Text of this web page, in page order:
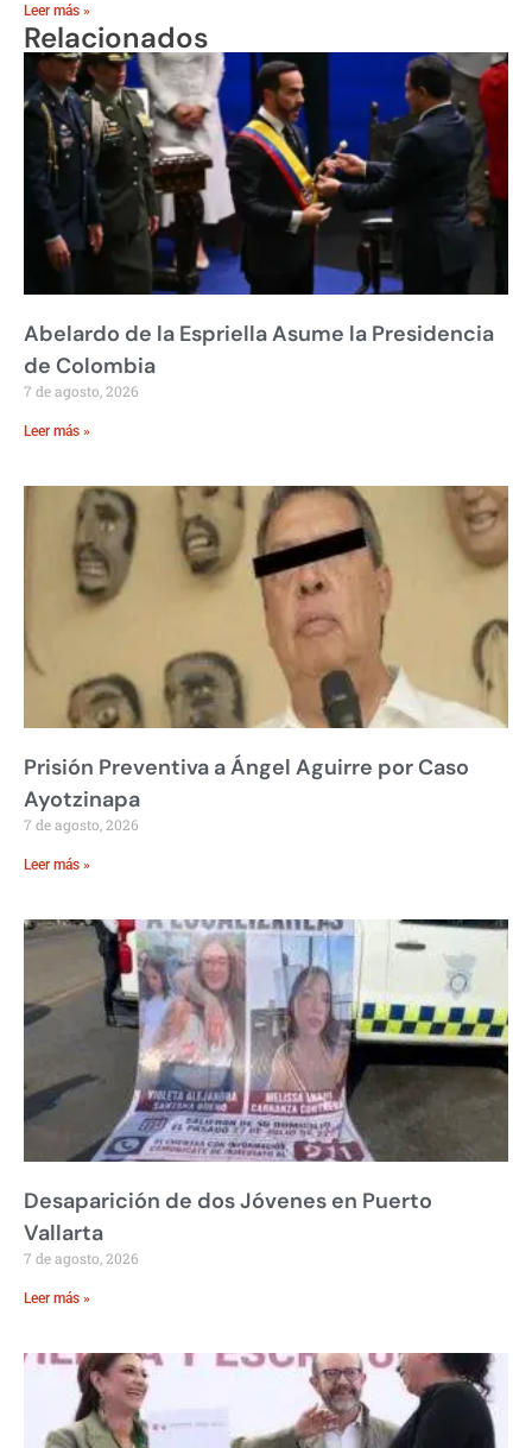
Leer más »
Relacionados
Abelardo de la Espriella Asume la Presidencia
de Colombia
7 de agosto, 2026
Leer más »
Prisión Preventiva a Ángel Aguirre por Caso
Ayotzinapa
7 de agosto, 2026
Leer más »
Desaparición de dos Jóvenes en Puerto
Vallarta
7 de agosto, 2026
Leer más »